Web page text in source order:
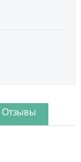
Отзывы